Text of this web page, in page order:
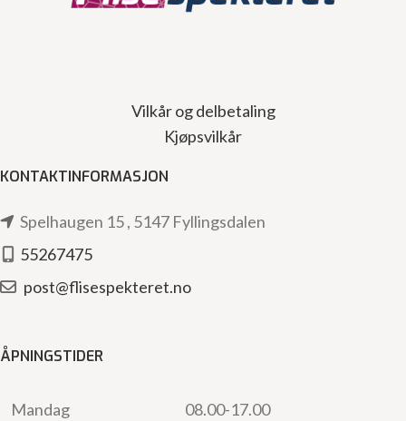
Vilkår og delbetaling
Kjøpsvilkår
KONTAKTINFORMASJON
Spelhaugen 15 , 5147 Fyllingsdalen
55267475
post@flisespekteret.no
ÅPNINGSTIDER
Mandag 08.00-17.00